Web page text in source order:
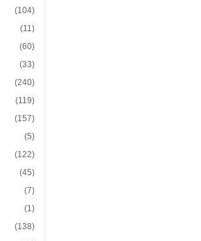
(104)
(11)
(60)
(33)
(240)
(119)
(157)
(5)
(122)
(45)
(7)
(1)
(138)